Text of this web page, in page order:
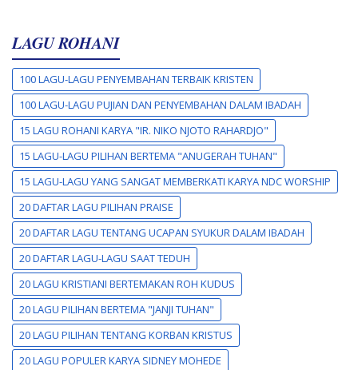
LAGU ROHANI
100 LAGU-LAGU PENYEMBAHAN TERBAIK KRISTEN
100 LAGU-LAGU PUJIAN DAN PENYEMBAHAN DALAM IBADAH
15 LAGU ROHANI KARYA "IR. NIKO NJOTO RAHARDJO"
15 LAGU-LAGU PILIHAN BERTEMA "ANUGERAH TUHAN"
15 LAGU-LAGU YANG SANGAT MEMBERKATI KARYA NDC WORSHIP
20 DAFTAR LAGU PILIHAN PRAISE
20 DAFTAR LAGU TENTANG UCAPAN SYUKUR DALAM IBADAH
20 DAFTAR LAGU-LAGU SAAT TEDUH
20 LAGU KRISTIANI BERTEMAKAN ROH KUDUS
20 LAGU PILIHAN BERTEMA "JANJI TUHAN"
20 LAGU PILIHAN TENTANG KORBAN KRISTUS
20 LAGU POPULER KARYA SIDNEY MOHEDE